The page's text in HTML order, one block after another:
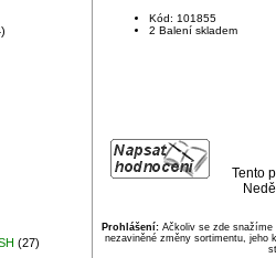
(27)
Kód: 101855
2 Balení skladem
Tento
Prohlášení:Ačkoliv se zde snažíme
nezaviněné změny sortimentu, jeho